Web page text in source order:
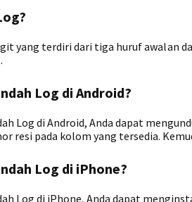
yang terdiri dari tiga huruf awalan
Log di Android?
Log di Android, Anda dapat
resi pada kolom yang tersedia.
Log di iPhone?
Log di iPhone, Anda dapat